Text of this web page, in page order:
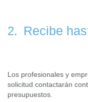
2. Recibe
Los profesionales y
solicitud contactarán
presupuestos.